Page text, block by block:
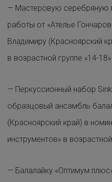
— Мастеровую серебряную
работы от «Ателье
Владимиру (Красноярский
в возрастной группе «14-18»
— Перкуссионный набор
образцовый ансамбль
(Красноярский край) в
инструментов» в
— Балалайку «Оптимум